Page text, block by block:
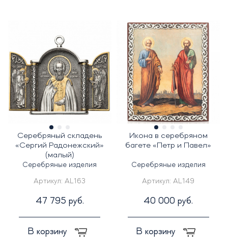
Серебряный складень
«Сергий Радонежский»
(малый)
Серебряные изделия
Артикул:AL163
47 795 руб.
В корзину
Икона в серебряном
багете «Петр и Павел»
Серебряные изделия
Артикул:AL149
40 000 руб.
В корзину